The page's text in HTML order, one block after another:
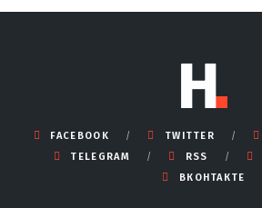
FACEBOOK TWITTER
TELEGRAM
RSS
ВКОНТАКТЕ